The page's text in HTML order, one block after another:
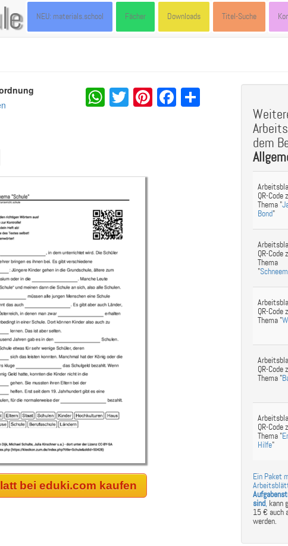
NEU: materials.school Fächer Downloads Titel-Suche
WhatsApp
Twitter
Pinterest
Facebook
Share
bei eduki.com kaufen
dem
QR-Code
Thema "
Bond"
QR-Code
Thema
"
QR-Code
Thema "
QR-Code
Thema "
QR-Code
Thema "
Hilfe"
Ein Paket
sind, kann
15 € auch
werden.